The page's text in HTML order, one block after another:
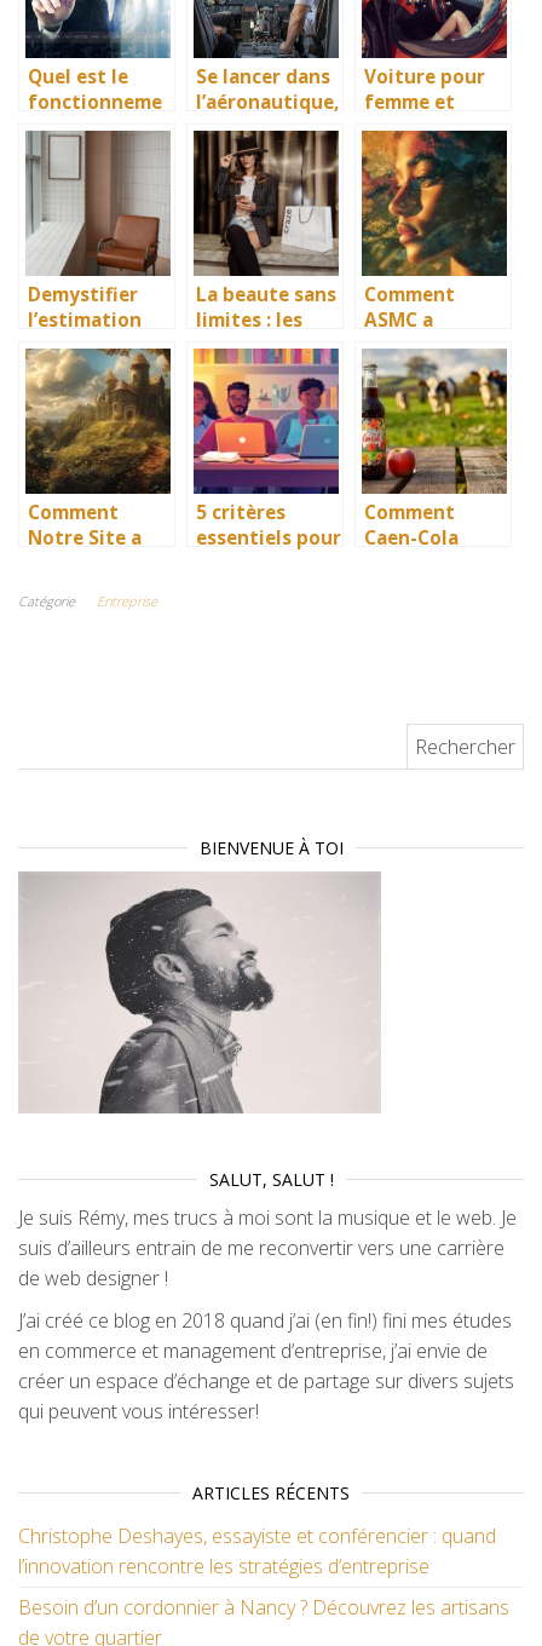
Quel est le
fonctionneme
nt du site
mélanie2web
et quels sont
?
Se lancer dans
l’aéronautique,
un rêve à
transformer en
réalité
Voiture pour
femme et
voiture pour
homme : y a-t-
il vraiment une
grande
différence ?
Demystifier
l’estimation
immobiliere :
les etapes cles
pour estimer
votre bien
La beaute sans
limites : les
blogs
maquillage qui
celebrent la
diversite et
l’inclusivite
Comment
ASMC a
révolutionné la
distribution
d’équipements
militaires en
Europe : Une
success story
Comment
Notre Site a
trafic
organique de
5 critères
essentiels pour
Comment
Caen-Cola
Catégorie Entreprise
BIENVENUE À TOI
SALUT, SALUT !
Je suis Rémy, mes trucs à moi sont la musique et le web. Je
suis d’ailleurs entrain de me reconvertir vers une carrière
de web designer !
J’ai créé ce blog en 2018 quand j’ai (en fin!) fini mes études
en commerce et management d’entreprise, j’ai envie de
créer un espace d’échange et de partage sur divers sujets
qui peuvent vous intéresser!
ARTICLES RÉCENTS
Christophe Deshayes, essayiste et conférencier : quand
l’innovation rencontre les stratégies d’entreprise
Besoin d’un cordonnier à Nancy ? Découvrez les artisans
de votre quartier